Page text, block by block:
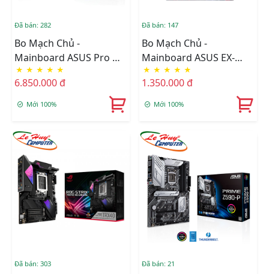
Đã bán: 282
Bo Mạch Chủ -
Mainboard ASUS Pro WS
W480-ACE
★ ★ ★ ★ ★
6.850.000 đ
Mới 100%
Đã bán: 147
Bo Mạch Chủ -
Mainboard ASUS EX-
B365M-V5 Renew BH 3
Năm
★ ★ ★ ★ ★
1.350.000 đ
Mới 100%
Đã bán: 303 Đã bán: 21